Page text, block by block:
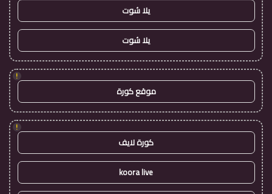
يلا شوت
يلا شوت
!
موقع كورة
!
كورة لايف
koora live